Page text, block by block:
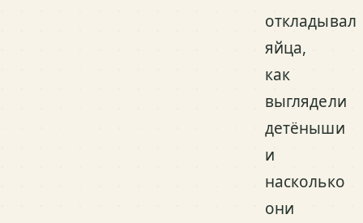
откладывал
яйца,
как
выглядели
детёныши
и
насколько
они